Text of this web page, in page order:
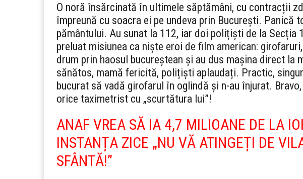
O noră însărcinată în ultimele săptămâni, cu contracții
împreună cu soacra ei pe undeva prin București. Panică
pământului. Au sunat la 112, iar doi polițiști de la Secția
preluat misiunea ca niște eroi de film american:
drum prin haosul bucureștean și au dus mașina direct la
sănătos, mamă fericită, polițiști aplaudați. Practic,
bucurat să vadă girofarul în oglindă și n-au înjurat.
orice taximetrist cu „scurtătura lui”!
ANAF VREA SĂ IA 4,7 MILIOANE DE LA
INSTANȚA ZICE „NU VĂ ATINGEȚI DE
SFÂNTĂ!”